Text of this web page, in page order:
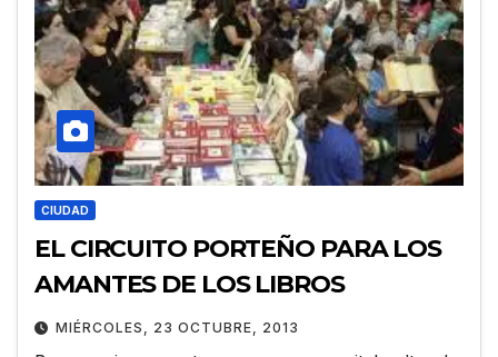
CIUDAD
EL CIRCUITO PORTEÑO PARA LOS
AMANTES DE LOS LIBROS
MIÉRCOLES, 23 OCTUBRE, 2013